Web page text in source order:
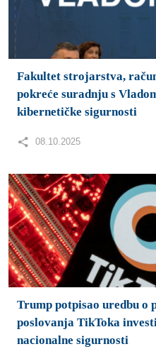
Fakultet strojarstva,
pokreće suradnju s
kibernetičke sigurnosti
08.10.2025
Trump potpisao uredbu o
poslovanja TikToka
nacionalne sigurnosti